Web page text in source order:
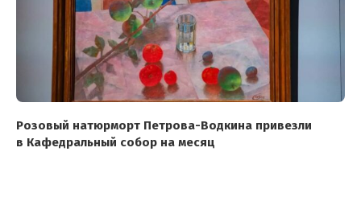
Розовый натюрморт Петрова-Водкина привезли
в Кафедральный собор на месяц